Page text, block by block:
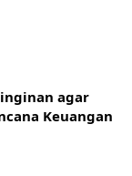
agar
Keuangan